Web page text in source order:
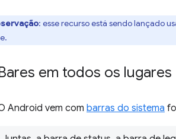
: esse recurso está sendo lançado
em todos os lugares
Android vem com barras do sistema